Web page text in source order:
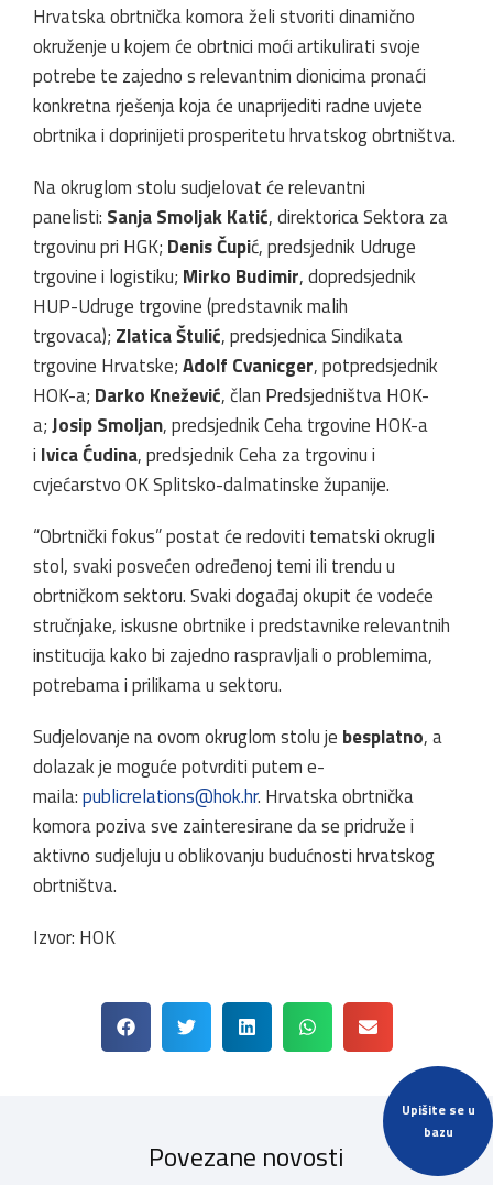
Upišite se u
bazu
Hrvatska obrtnička komora želi stvoriti dinamično
okruženje u kojem će obrtnici moći artikulirati svoje
potrebe te zajedno s relevantnim dionicima pronaći
konkretna rješenja koja će unaprijediti radne uvjete
obrtnika i doprinijeti prosperitetu hrvatskog obrtništva.
Na okruglom stolu sudjelovat će relevantni
panelisti: Sanja Smoljak Katić, direktorica Sektora za
trgovinu pri HGK; Denis Čupić, predsjednik Udruge
trgovine i logistiku; Mirko Budimir, dopredsjednik
HUP-Udruge trgovine (predstavnik malih
trgovaca); Zlatica Štulić, predsjednica Sindikata
trgovine Hrvatske;Adolf Cvanicger, potpredsjednik
HOK-a; Darko Knežević, član Predsjedništva HOK-
a;Josip Smoljan, predsjednik Ceha trgovine HOK-a
i Ivica Ćudina, predsjednik Ceha za trgovinu i
cvjećarstvo OK Splitsko-dalmatinske županije.
“Obrtnički fokus” postat će redoviti tematski okrugli
stol, svaki posvećen određenoj temi ili trendu u
obrtničkom sektoru. Svaki događaj okupit će vodeće
stručnjake, iskusne obrtnike i predstavnike relevantnih
institucija kako bi zajedno raspravljali o problemima,
potrebama i prilikama u sektoru.
Sudjelovanje na ovom okruglom stolu je besplatno, a
dolazak je moguće potvrditi putem e-
maila:publicrelations@hok.hr. Hrvatska obrtnička
komora poziva sve zainteresirane da se pridruže i
aktivno sudjeluju u oblikovanju budućnosti hrvatskog
obrtništva.
Izvor: HOK
Povezane novosti